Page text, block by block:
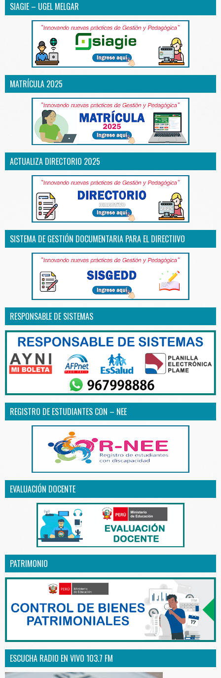
SIAGIE – UGEL MELGAR
MATRÍCULA 2025
ACTUALIZA DIRECTORIO 2025
SISTEMA DE GESTIÓN DOCUMENTARIA PARA EL DIRECTIIVO
RESPONSABLE DE SISTEMAS
REGISTRO DE ESTUDIANTES CON – NEE
EVALUACIÓN DOCENTE
PATRIMONIO
ESCUCHA RADIO EN VIVO 103.7 FM